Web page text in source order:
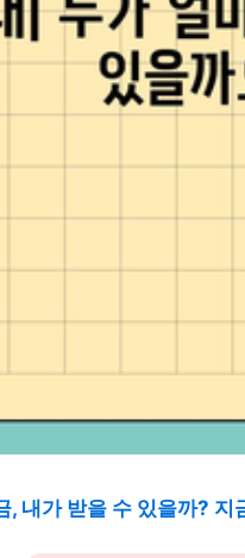
, 내가 받을 수 있을까? 지